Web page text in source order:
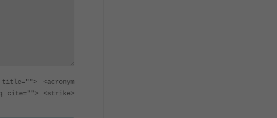
<acronym
cite=""> <strike>